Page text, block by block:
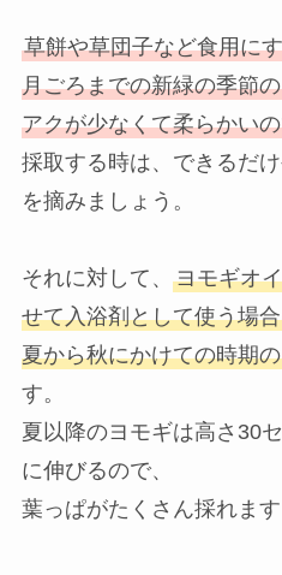
草餅や草団子など食用に
月ごろまでの新緑の季節
アクが少なくて柔らかい
採取する時は、できるだ
を摘みましょう。
それに対して、 ヨモギオ
せて入浴剤として使う場
夏から秋にかけての時期
す。
夏以降のヨモギは高さ30
に伸びるので、
葉っぱがたくさん採れます